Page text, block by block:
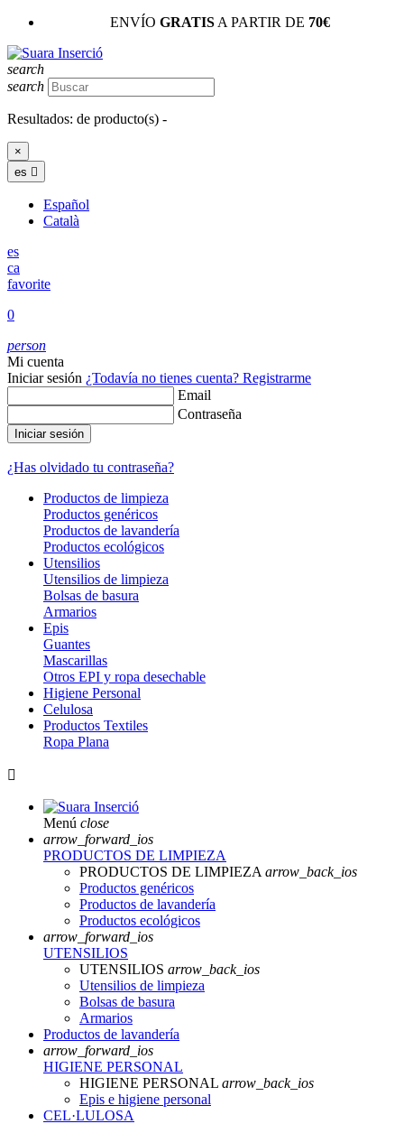
ENVÍO GRATIS A PARTIR DE 70€
search
search
Resultados: de producto(s) -
×
es 
Español
Català
es
ca
favorite
0
person
Mi cuenta
Iniciar sesión ¿Todavía no tienes cuenta? Registrarme
Email
Contraseña
Iniciar sesión
¿Has olvidado tu contraseña?
Productos de limpieza
Productos genéricos
Productos de lavandería
Productos ecológicos
Utensilios
Utensilios de limpieza
Bolsas de basura
Armarios
Epis
Guantes
Mascarillas
Otros EPI y ropa desechable
Higiene Personal
Celulosa
Productos Textiles
Ropa Plana

Menú close
arrow_forward_ios
PRODUCTOS DE LIMPIEZA
PRODUCTOS DE LIMPIEZA arrow_back_ios
Productos genéricos
Productos de lavandería
Productos ecológicos
arrow_forward_ios
UTENSILIOS
UTENSILIOS arrow_back_ios
Utensilios de limpieza
Bolsas de basura
Armarios
Productos de lavandería
arrow_forward_ios
HIGIENE PERSONAL
HIGIENE PERSONAL arrow_back_ios
Epis e higiene personal
CEL·LULOSA